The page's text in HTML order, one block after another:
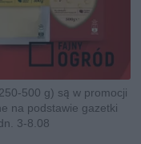
500 g) są w promocji
na podstawie gazetki
3-8.08